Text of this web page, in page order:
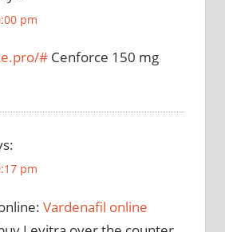
pm
# Cenforce 150 mg
pm
Vardenafil online